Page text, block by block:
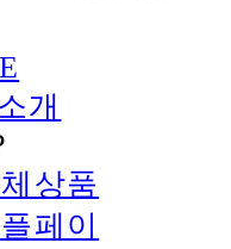
개
상품
페이